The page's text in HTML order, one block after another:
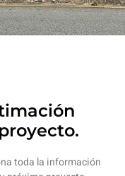
toda la información